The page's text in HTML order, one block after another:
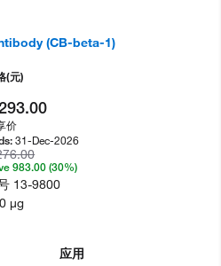
(CB-beta-1)
应用
(元)
价
31-Dec-2026
983.00 (30%)
13-9800
µg